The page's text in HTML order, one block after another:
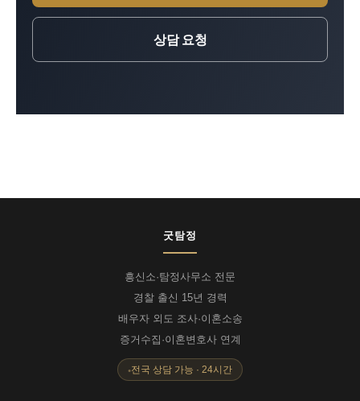
상담 요청
굿탐정
흥신소·탐정사무소 전문
경찰 출신 15년 경력
배우자 외도 조사·이혼소송
증거수집·이혼변호사 연계
전국 상담 가능 · 24시간